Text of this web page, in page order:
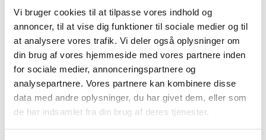
Vi bruger cookies til at tilpasse vores indhold og
annoncer, til at vise dig funktioner til sociale medier og til
at analysere vores trafik. Vi deler også oplysninger om
din brug af vores hjemmeside med vores partnere inden
for sociale medier, annonceringspartnere og
analysepartnere. Vores partnere kan kombinere disse
data med andre oplysninger, du har givet dem, eller som
de har indsamlet fra din brug af deres tjenester.
31. maj 2025
Læs nyheden
Køb nu - prisen stiger i morgen!🎟
31. maj 2025
Læs nyheden